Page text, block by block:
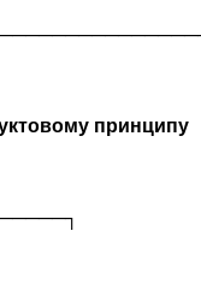
принципу